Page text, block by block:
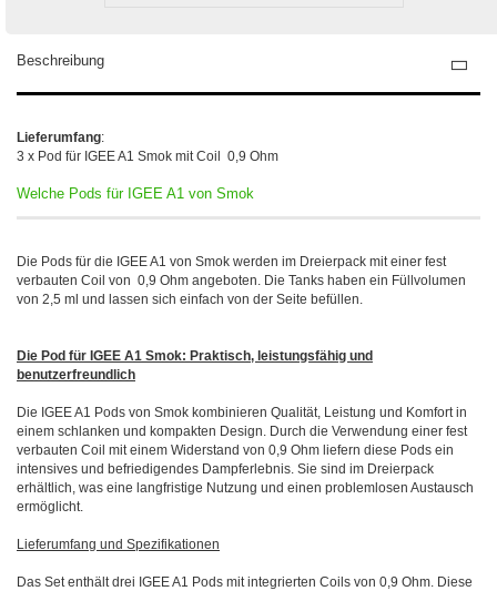
Beschreibung
Lieferumfang:
3 x Pod für IGEE A1 Smok mit Coil 0,9 Ohm
Welche Pods für IGEE A1 von Smok
Die Pods für die IGEE A1 von Smok werden im Dreierpack mit einer fest
verbauten Coil von 0,9 Ohm angeboten. Die Tanks haben ein Füllvolumen
von 2,5 ml und lassen sich einfach von der Seite befüllen.
Die Pod für IGEE A1 Smok: Praktisch, leistungsfähig und
benutzerfreundlich
Die IGEE A1 Pods von Smok kombinieren Qualität, Leistung und Komfort in
einem schlanken und kompakten Design. Durch die Verwendung einer fest
verbauten Coil mit einem Widerstand von 0,9 Ohm liefern diese Pods ein
intensives und befriedigendes Dampferlebnis. Sie sind im Dreierpack
erhältlich, was eine langfristige Nutzung und einen problemlosen Austausch
ermöglicht.
Lieferumfang und Spezifikationen
Das Set enthält drei IGEE A1 Pods mit integrierten Coils von 0,9 Ohm. Diese